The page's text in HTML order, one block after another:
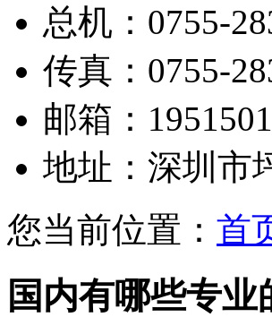
总机：0755-
传真：0755-
邮箱：
地址：深圳市
您当前位置： 首
国内有哪些专